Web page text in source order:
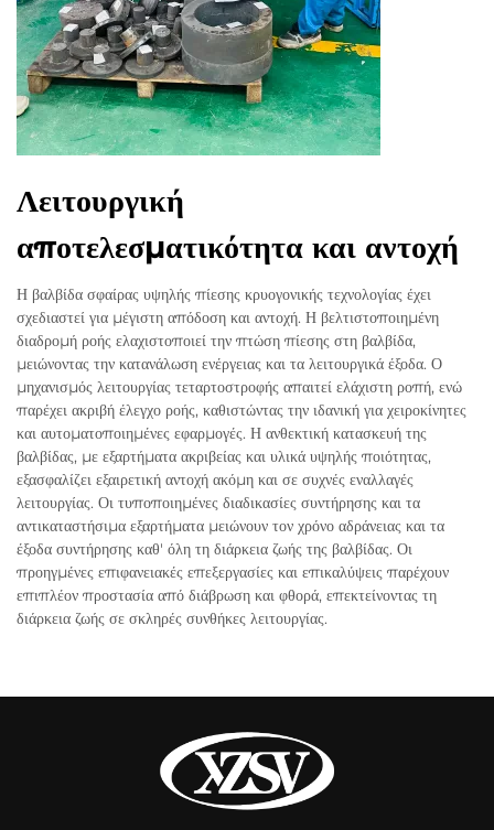
Λειτουργική
αποτελεσματικότητα και αντοχή
Η βαλβίδα σφαίρας υψηλής πίεσης κρυογονικής τεχνολογίας έχει
σχεδιαστεί για μέγιστη απόδοση και αντοχή. Η βελτιστοποιημένη
διαδρομή ροής ελαχιστοποιεί την πτώση πίεσης στη βαλβίδα,
μειώνοντας την κατανάλωση ενέργειας και τα λειτουργικά έξοδα. Ο
μηχανισμός λειτουργίας τεταρτοστροφής απαιτεί ελάχιστη ροπή, ενώ
παρέχει ακριβή έλεγχο ροής, καθιστώντας την ιδανική για χειροκίνητες
και αυτοματοποιημένες εφαρμογές. Η ανθεκτική κατασκευή της
βαλβίδας, με εξαρτήματα ακριβείας και υλικά υψηλής ποιότητας,
εξασφαλίζει εξαιρετική αντοχή ακόμη και σε συχνές εναλλαγές
λειτουργίας. Οι τυποποιημένες διαδικασίες συντήρησης και τα
αντικαταστήσιμα εξαρτήματα μειώνουν τον χρόνο αδράνειας και τα
έξοδα συντήρησης καθ' όλη τη διάρκεια ζωής της βαλβίδας. Οι
προηγμένες επιφανειακές επεξεργασίες και επικαλύψεις παρέχουν
επιπλέον προστασία από διάβρωση και φθορά, επεκτείνοντας τη
διάρκεια ζωής σε σκληρές συνθήκες λειτουργίας.